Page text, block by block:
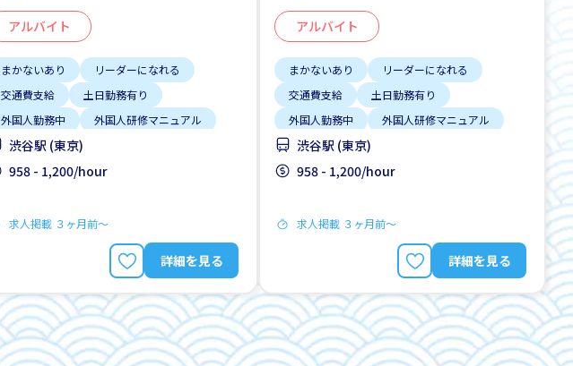
アルバイト
まかないあり
リーダーになれる
交通費支給
土日勤務有り
外国人勤務中
外国人研修マニュアル
女性歓迎
履歴書不要
渋谷駅 (東京)
958 - 1,200/hour
求人掲載 ３ヶ月前〜
詳細を見る
アルバイト
まかないあり
リーダーになれる
交通費支給
土日勤務有り
外国人勤務中
外国人研修マニュアル
女性歓迎
履歴書不要
渋谷駅 (東京)
958 - 1,200/hour
求人掲載 ３ヶ月前〜
詳細を見る